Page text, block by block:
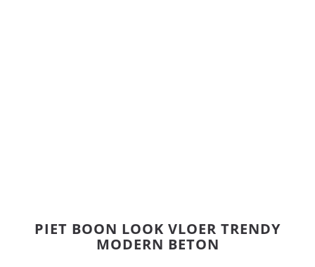
PIET BOON LOOK VLOER TRENDY
MODERN BETON